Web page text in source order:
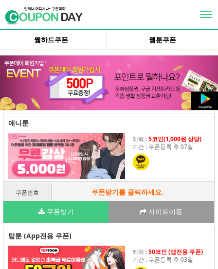
웹하드쿠폰 웹툰쿠폰
애니툰
혜택 :5코인(1,000원 상당)
기간 : 쿠폰등록 후 07일
쿠폰번호 쿠폰받기를 클릭하세요.
쿠폰받기 사이트이동
탑툰 (App전용 쿠폰)
혜택 :50코인 (앱전용 쿠폰)
기간 : 쿠폰등록 후 03일
로그인
추천인이벤트
상품권교환
개인정보취급방침